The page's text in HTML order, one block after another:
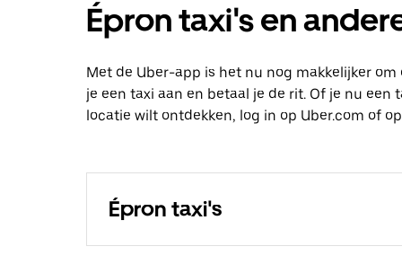
Épron taxi's en
Met de Uber-app is het nu nog makkelijker
je een taxi aan en betaal je de rit. Of je nu
locatie wilt ontdekken, log in op Uber.com of
Épron taxi's